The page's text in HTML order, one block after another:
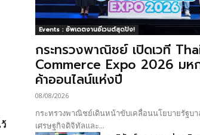
Events : อัพเดตงานอีเวนต์สุดปัง!
กระทรวงพาณิชย์ เปิดเวที
Commerce Expo 2026 มห
ค้าออนไลน์แห่งปี
08/08/2026
กระทรวงพาณิชย์เดินหน้าขับเคลื่อนนโยบายรัฐบา
เศรษฐกิจดิจิทัลและ...